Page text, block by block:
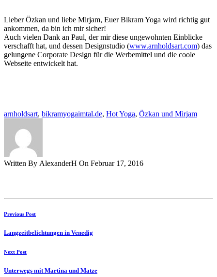
Lieber Özkan und liebe Mirjam, Euer Bikram Yoga wird richtig gut
ankommen, da bin ich mir sicher!
Auch vielen Dank an Paul, der mir diese ungewohnten Einblicke
verschafft hat, und dessen Designstudio (www.arnholdsart.com) das
gelungene Corporate Design für die Werbemittel und die coole
Webseite entwickelt hat.
arnholdsart, bikramyogaimtal.de, Hot Yoga, Özkan und Mirjam
Written By AlexanderH On Februar 17, 2016
Previous Post
Langzeitbelichtungen in Venedig
Next Post
Unterwegs mit Martina und Matze